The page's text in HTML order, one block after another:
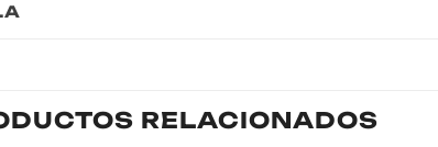
RELACIONADOS